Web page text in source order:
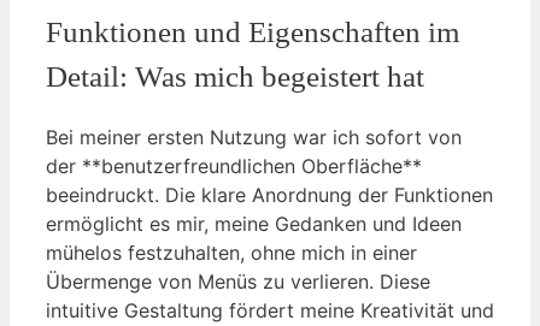
Funktionen und Eigenschaften im
Detail: Was mich begeistert hat
Bei meiner ersten Nutzung war ich sofort von
der **benutzerfreundlichen Oberfläche**
beeindruckt. Die klare Anordnung der Funktionen
ermöglicht es mir, meine Gedanken und Ideen
mühelos festzuhalten, ohne mich in einer
Übermenge von Menüs zu verlieren. Diese
intuitive Gestaltung fördert meine Kreativität und